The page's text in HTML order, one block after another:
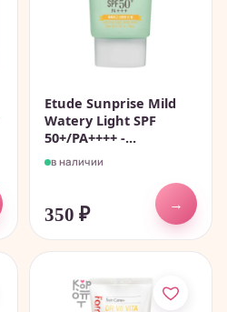
Etude Sunprise Mild
Watery Light SPF
50+/PA++++ -...
в наличии
350 ₽
→